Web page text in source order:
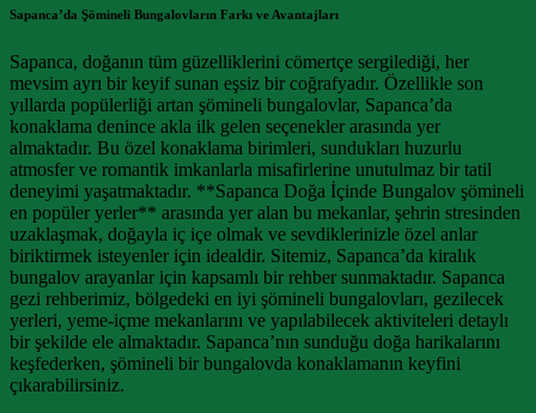
Sapanca’da Şömineli Bungalovların Farkı ve Avantajları
Sapanca, doğanın tüm güzelliklerini cömertçe sergilediği, her
mevsim ayrı bir keyif sunan eşsiz bir coğrafyadır. Özellikle son
yıllarda popülerliği artan şömineli bungalovlar, Sapanca’da
konaklama denince akla ilk gelen seçenekler arasında yer
almaktadır. Bu özel konaklama birimleri, sundukları huzurlu
atmosfer ve romantik imkanlarla misafirlerine unutulmaz bir tatil
deneyimi yaşatmaktadır. **Sapanca Doğa İçinde Bungalov şömineli
en popüler yerler** arasında yer alan bu mekanlar, şehrin stresinden
uzaklaşmak, doğayla iç içe olmak ve sevdiklerinizle özel anlar
biriktirmek isteyenler için idealdir. Sitemiz, Sapanca’da kiralık
bungalov arayanlar için kapsamlı bir rehber sunmaktadır. Sapanca
gezi rehberimiz, bölgedeki en iyi şömineli bungalovları, gezilecek
yerleri, yeme-içme mekanlarını ve yapılabilecek aktiviteleri detaylı
bir şekilde ele almaktadır. Sapanca’nın sunduğu doğa harikalarını
keşfederken, şömineli bir bungalovda konaklamanın keyfini
çıkarabilirsiniz.